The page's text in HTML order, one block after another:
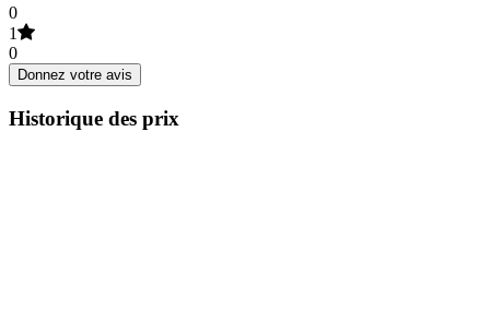
0
1
0
Donnez votre avis
Historique des prix